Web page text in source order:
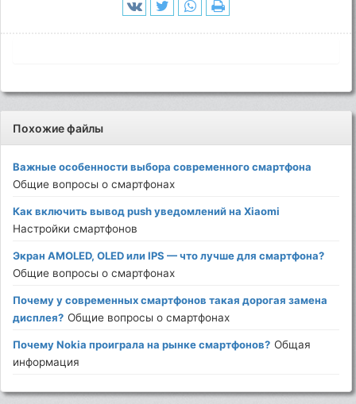
Похожие файлы
Важные особенности выбора современного смартфона
Общие вопросы о смартфонах
Как включить вывод push уведомлений на Xiaomi
Настройки смартфонов
Экран AMOLED, OLED или IPS — что лучше для смартфона?
Общие вопросы о смартфонах
Почему у современных смартфонов такая дорогая замена
дисплея? Общие вопросы о смартфонах
Почему Nokia проиграла на рынке смартфонов? Общая
информация